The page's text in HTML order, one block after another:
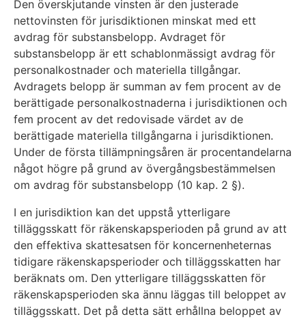
Den överskjutande vinsten är den justerade
nettovinsten för jurisdiktionen minskat med ett
avdrag för substansbelopp. Avdraget för
substansbelopp är ett schablonmässigt avdrag för
personalkostnader och materiella tillgångar.
Avdragets belopp är summan av fem procent av de
berättigade personalkostnaderna i jurisdiktionen och
fem procent av det redovisade värdet av de
berättigade materiella tillgångarna i jurisdiktionen.
Under de första tillämpningsåren är procentandelarna
något högre på grund av övergångsbestämmelsen
om avdrag för substansbelopp (10 kap. 2 §).
I en jurisdiktion kan det uppstå ytterligare
tilläggsskatt för räkenskapsperioden på grund av att
den effektiva skattesatsen för koncernenheternas
tidigare räkenskapsperioder och tilläggsskatten har
beräknats om. Den ytterligare tilläggsskatten för
räkenskapsperioden ska ännu läggas till beloppet av
tilläggsskatt. Det på detta sätt erhållna beloppet av